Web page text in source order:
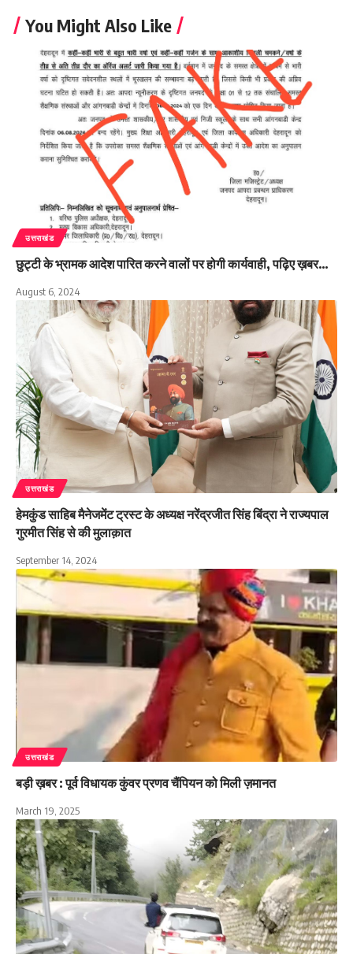
You Might Also Like
उत्तराखंड
छुट्टी के भ्रामक आदेश पारित करने वालों पर होगी कार्यवाही, पढ़िए ख़बर…
August 6, 2024
उत्तराखंड
हेमकुंड साहिब मैनेजमेंट ट्रस्ट के अध्यक्ष नरेंद्रजीत सिंह बिंद्रा ने राज्यपाल
गुरमीत सिंह से की मुलाक़ात
September 14, 2024
उत्तराखंड
बड़ी ख़बर : पूर्व विधायक कुंवर प्रणव चैंपियन को मिली ज़मानत
March 19, 2025